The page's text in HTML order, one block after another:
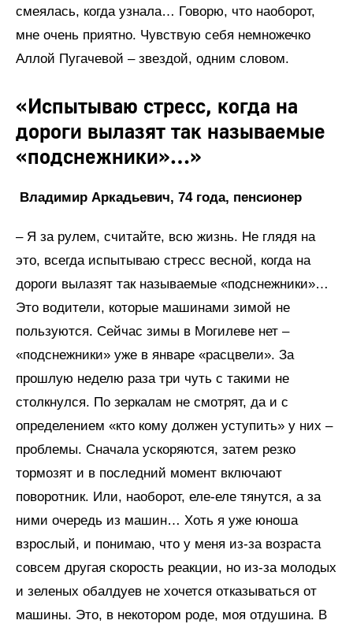
смеялась, когда узнала… Говорю, что наоборот,
мне очень приятно. Чувствую себя немножечко
Аллой Пугачевой – звездой, одним словом.
«Испытываю стресс, когда на
дороги вылазят так называемые
«подснежники»…»
Владимир Аркадьевич, 74 года, пенсионер
– Я за рулем, считайте, всю жизнь. Не глядя на
это, всегда испытываю стресс весной, когда на
дороги вылазят так называемые «подснежники»…
Это водители, которые машинами зимой не
пользуются. Сейчас зимы в Могилеве нет –
«подснежники» уже в январе «расцвели». За
прошлую неделю раза три чуть с такими не
столкнулся. По зеркалам не смотрят, да и с
определением «кто кому должен уступить» у них –
проблемы. Сначала ускоряются, затем резко
тормозят и в последний момент включают
поворотник. Или, наоборот, еле-еле тянутся, а за
ними очередь из машин… Хоть я уже юноша
взрослый, и понимаю, что у меня из-за возраста
совсем другая скорость реакции, но из-за молодых
и зеленых обалдуев не хочется отказываться от
машины. Это, в некотором роде, моя отдушина. В